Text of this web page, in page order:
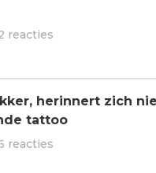
reacties
herinnert zich
tattoo
reacties